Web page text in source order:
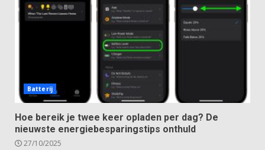
Batterij
Hoe bereik je twee keer opladen per dag? De
nieuwste energiebesparingstips onthuld
27/10/2025